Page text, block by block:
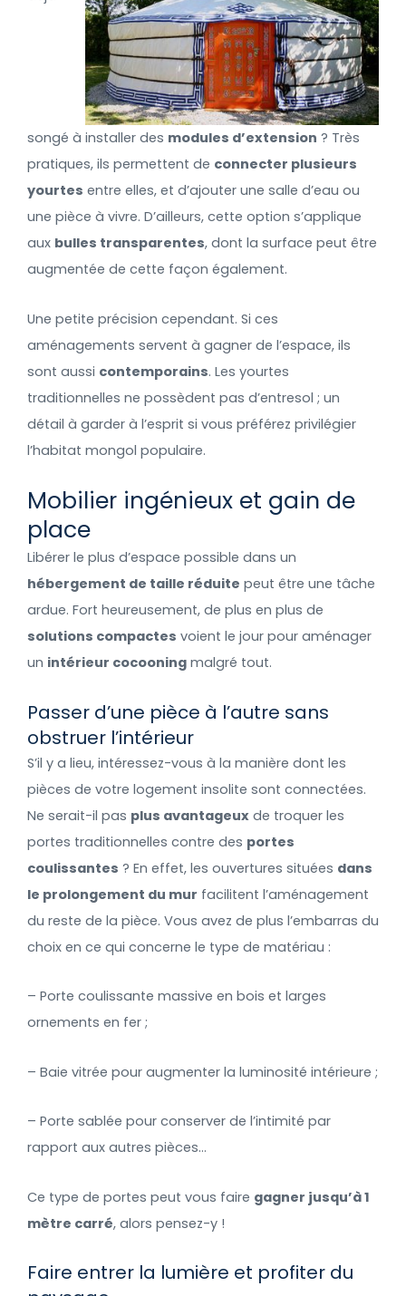
songé à installer des modules d’extension ? Très
pratiques, ils permettent de connecter plusieurs
yourtes entre elles, et d’ajouter une salle d’eau ou
une pièce à vivre. D’ailleurs, cette option s’applique
aux bulles transparentes, dont la surface peut être
augmentée de cette façon également.
Une petite précision cependant. Si ces
aménagements servent à gagner de l’espace, ils
sont aussi contemporains. Les yourtes
traditionnelles ne possèdent pas d’entresol ; un
détail à garder à l’esprit si vous préférez privilégier
l’habitat mongol populaire.
Mobilier ingénieux et gain de
place
Libérer le plus d’espace possible dans un
hébergement de taille réduite peut être une tâche
ardue. Fort heureusement, de plus en plus de
solutions compactes voient le jour pour aménager
un intérieur cocooning malgré tout.
Passer d’une pièce à l’autre sans
obstruer l’intérieur
S’il y a lieu, intéressez-vous à la manière dont les
pièces de votre logement insolite sont connectées.
Ne serait-il pas plus avantageux de troquer les
portes traditionnelles contre des portes
coulissantes ? En effet, les ouvertures situées dans
le prolongement du mur facilitent l’aménagement
du reste de la pièce. Vous avez de plus l’embarras du
choix en ce qui concerne le type de matériau :
– Porte coulissante massive en bois et larges
ornements en fer ;
– Baie vitrée pour augmenter la luminosité intérieure ;
– Porte sablée pour conserver de l’intimité par
rapport aux autres pièces…
Ce type de portes peut vous faire gagner jusqu’à 1
mètre carré, alors pensez-y !
Faire entrer la lumière et profiter du